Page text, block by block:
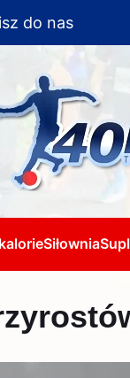
do nas
Siłownia